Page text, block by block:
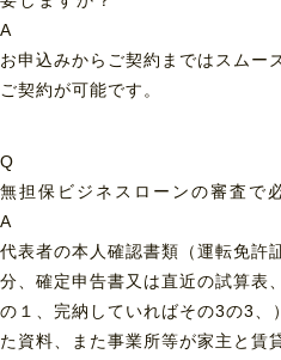
A
お申込みからご契約まではスムー
ご契約が可能です。
Q
無担保ビジネスローンの審査で
A
代表者の本人確認書類（運転免許
分、確定申告書又は直近の試算表
の１、完納していればその3の3、
た資料、また事業所等が家主と賃